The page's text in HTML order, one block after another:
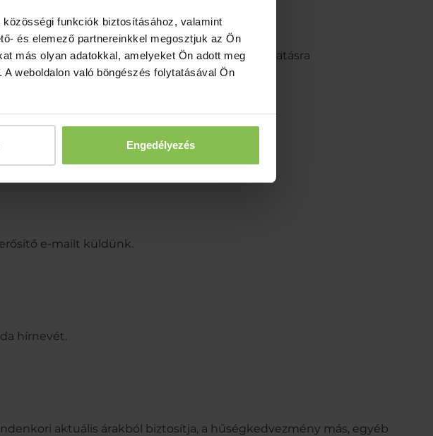
funkciók biztosításához, valamint
és elemező partnereinkkel megosztjuk az Ön
más olyan adatokkal, amelyeket Ön adott meg
weboldalon való böngészés folytatásával Ön
Engedélyezés
000 Ft elköltése szállás és félpanziós szolgáltatásra
10% kedvezményt kap
10% kedvezményt kap
e-mailt küldünk.
hírnevét.
aktuális árakból biztosítja, a hűségkedvezmény más, egyéb